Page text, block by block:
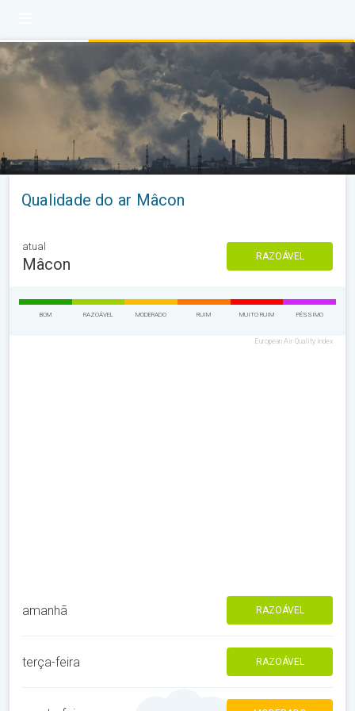
Qualidade do ar Mâcon
atual
Mâcon RAZOÁVEL
BOM RAZOÁVEL MODERADO RUIM MUITO RUIM PÉSSIMO
European Air Quality Index
amanhã RAZOÁVEL
terça-feira RAZOÁVEL